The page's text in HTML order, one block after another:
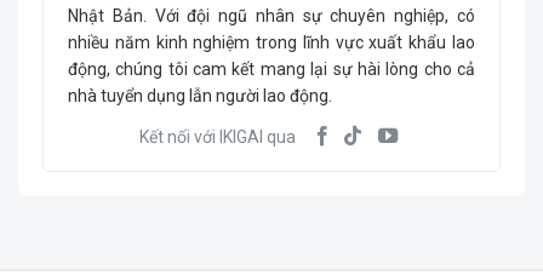
Nhật Bản. Với đội ngũ nhân sự chuyên nghiệp, có
nhiều năm kinh nghiệm trong lĩnh vực xuất khẩu lao
động, chúng tôi cam kết mang lại sự hài lòng cho cả
nhà tuyển dụng lẫn người lao động.
Kết nối với IKIGAI qua